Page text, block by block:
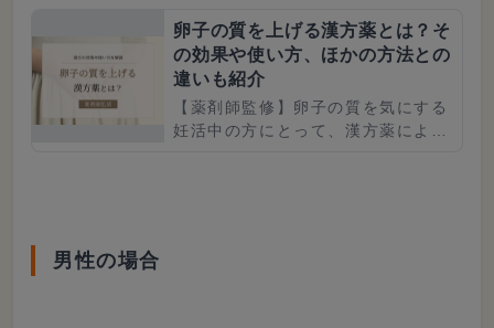
卵子の質を上げる漢方薬とは？そ
の効果や使い方、ほかの方法との
違いも紹介
【薬剤師監修】卵子の質を気にする
妊活中の方にとって、漢方薬による
男性の場合